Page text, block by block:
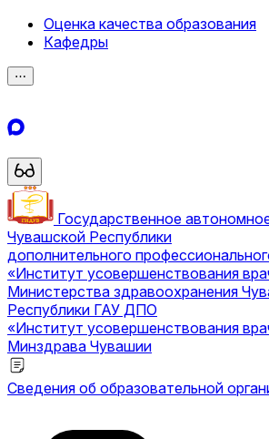
Оценка качества образования
Кафедры
⋯
Государственное
Чувашской Республики
дополнительного
«Институт усовершенствования
Министерства здравоохранения
Республики ГАУ ДПО
«Институт усовершенствования
Минздрава Чувашии
Сведения об образовательной